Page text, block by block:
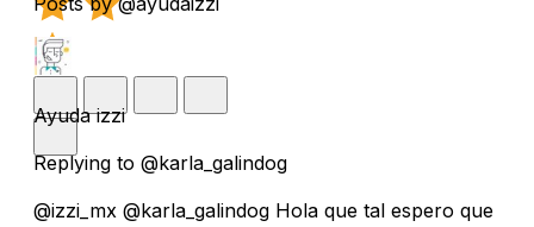
Ayuda izzi
Replying to @karla_galindog
@izzi_mx @karla_galindog Hola que tal espero que